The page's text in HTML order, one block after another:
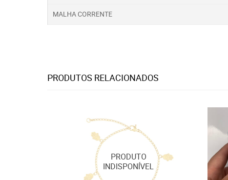
MALHA CORRENTE
PRODUTOS RELACIONADOS